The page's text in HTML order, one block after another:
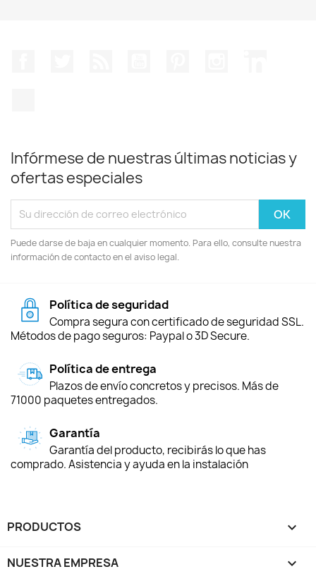
Infórmese de nuestras últimas noticias y
ofertas especiales
Puede darse de baja en cualquier momento. Para ello, consulte nuestra
información de contacto en el aviso legal.
Política de seguridad
Compra segura con certificado de seguridad SSL.
Métodos de pago seguros: Paypal o 3D Secure.
Política de entrega
Plazos de envío concretos y precisos. Más de
71000 paquetes entregados.
Garantía
Garantía del producto, recibirás lo que has
comprado. Asistencia y ayuda en la instalación
PRODUCTOS 
NUESTRA EMPRESA 